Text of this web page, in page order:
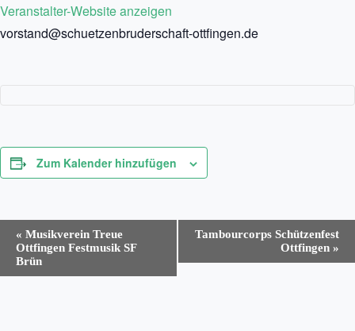
Veranstalter-Website anzeigen
vorstand@schuetzenbruderschaft-ottfingen.de
Zum Kalender hinzufügen
« Musikverein Treue
Ottfingen Festmusik SF
Brün
Tambourcorps Schützenfest
Ottfingen »